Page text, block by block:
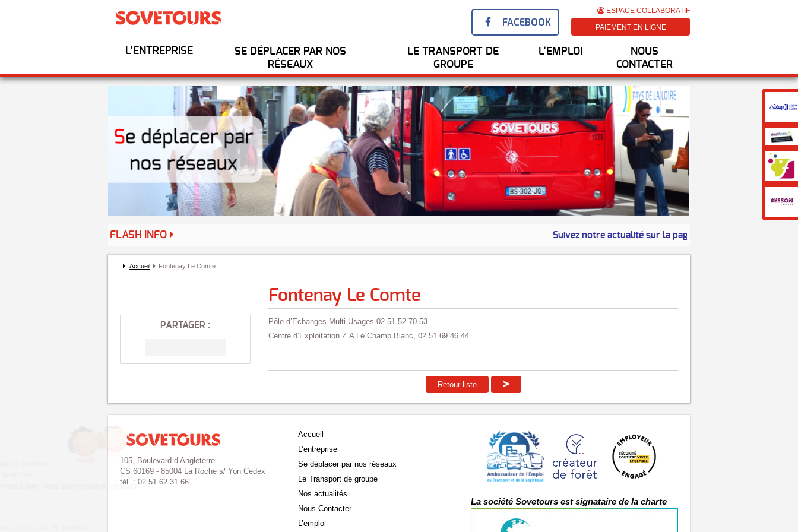
L’ENTREPRISE
SE DÉPLACER PAR NOS
RÉSEAUX
LE TRANSPORT DE
GROUPE
L’EMPLOI
NOUS
CONTACTER
FACEBOOK
ESPACE COLLABORATIF
PAIEMENT EN LIGNE
FLASH INFO Suivez notre actualité sur la pageFACEBOOK
Accueil Fontenay Le Comte
Fontenay Le Comte
PARTAGER :
Pôle d’Echanges Multi Usages 02.51.52.70.53
Centre d’Exploitation Z.A Le Champ Blanc, 02.51.69.46.44
Retour liste >
105, Boulevard d’Angleterre
CS 60169 - 85004 La Roche s/ Yon Cedex
tél. : 02 51 62 31 66
Accueil
L’entreprise
Se déplacer par nos réseaux
Le Transport de groupe
Nos actualités
Nous Contacter
L’emploi
La société Sovetours est signataire de la charte
On a attendu d'être sûrs que le contenu
de ce site vous intéresse avant de
vous déranger, mais on aimerait bien vous accompagner pendant